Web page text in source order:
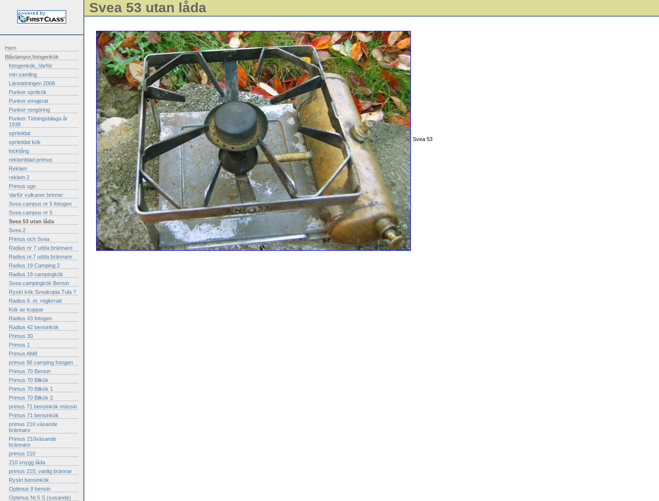
Hem
Blåslampor,fotogenkök
fotogenkök,,Varför
min samling
Länstidningen 2008
Punker spritkök
Punker emajerat
Punker rengöring
Punker Tidningsbilaga år
1938
spriteldat
spriteldat kök
locktång
reklamblad primus
Reklam
reklam 2
Primus ugn
Varför vulkaner brinner
Svea campus nr 5 fotogen
Svea campus nr 5
Svea 53 utan låda
Svea 2
Primus och Svea
Radius nr 7 udda brännare
Radius nr.7 udda brännare
Radius 19 Camping 2
Radius 19 campingkök
Svea campingkök Bensin
Ryskt kök Sveakopia Tula ?
Radius 6 .m. reglerratt
Kök av koppar
Radius 43 fotogen
Radius 42 bensinkök
Primus 30
Primus 1
Primus AM8
primus 96 camping fotogen
Primus 70 Bensin
Primus 70 Bilkök
Primus 70 Bilkök 1
Primus 70 Bilkök 2
primus 71 bensinkök mässin
Primus 71 bensinkök
primus 210 väsande
brännare
Primus 210väsande
brännare
primus 210
210 snygg låda
primus 210, vanlig brännar
Ryskt bensinkök
Optimus 8 bensin
Optimus Nr.5 S (susande)
Svea 53 utan låda
Svea 53